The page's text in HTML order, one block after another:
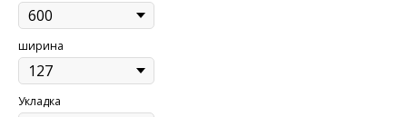
ширина
Укладка